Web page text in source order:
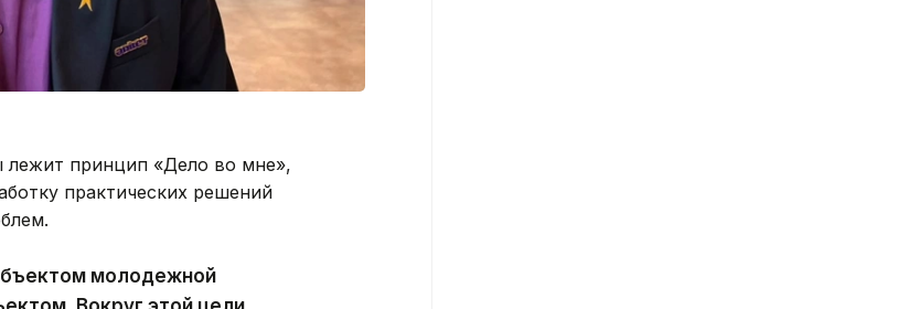
лежит принцип «Дело во мне»,
практических решений
молодежной